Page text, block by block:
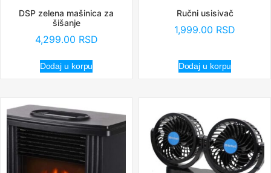
DSP zelena mašinica za
šišanje
4,299.00 RSD
Dodaj u korpu
Ručni usisivač
1,999.00 RSD
Dodaj u korpu